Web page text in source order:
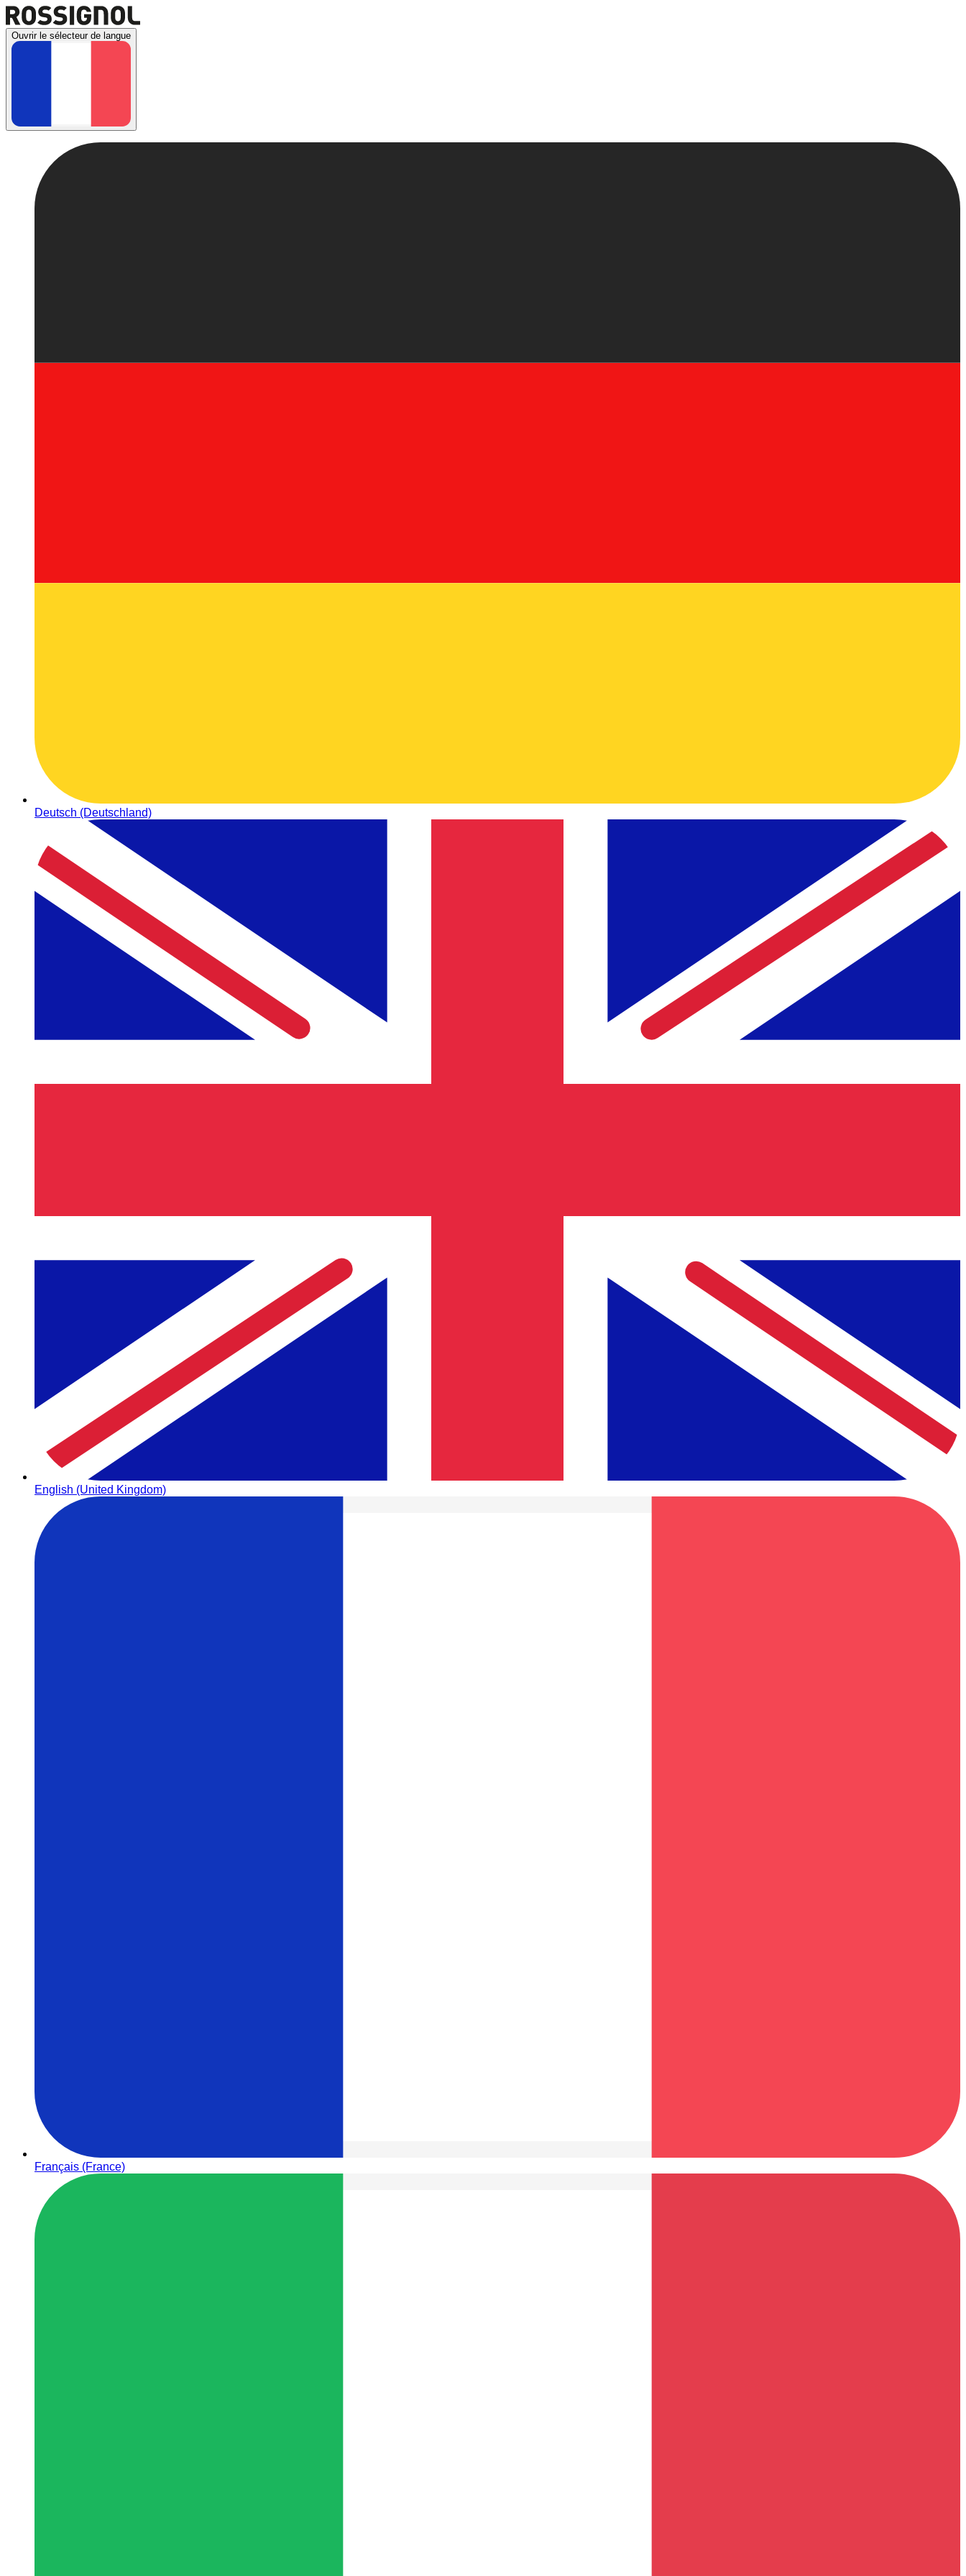
Ouvrir le sélecteur de langue
Deutsch (Deutschland)
English (United Kingdom)
Français (France)